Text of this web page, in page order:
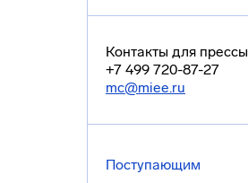
Контакты для прессы
+7 499 720-87-27
mc@miee.ru
Поступающим